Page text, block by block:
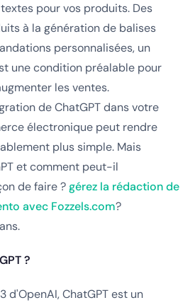
pour vos produits. Des
à la génération de balises
personnalisées, un
une condition préalable pour
les ventes.
de ChatGPT dans votre
électronique peut rendre
plus simple. Mais
et comment peut-il
de faire ?gérez la rédaction de
avec Fozzels.com?
?
d'OpenAI, ChatGPT est un